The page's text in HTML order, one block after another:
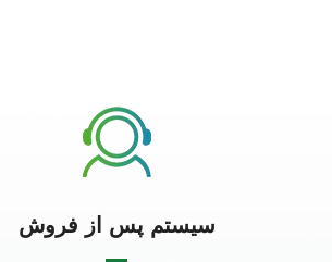
سیستم پس از فروش